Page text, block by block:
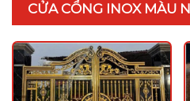
CỬA CỔNG INOX MÀU